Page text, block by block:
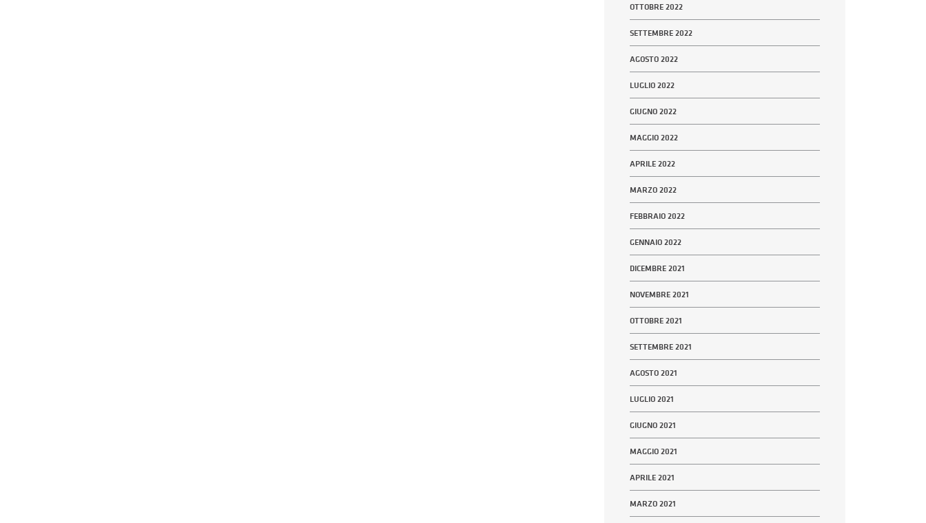
OTTOBRE 2022
SETTEMBRE 2022
AGOSTO 2022
LUGLIO 2022
GIUGNO 2022
MAGGIO 2022
APRILE 2022
MARZO 2022
FEBBRAIO 2022
GENNAIO 2022
DICEMBRE 2021
NOVEMBRE 2021
OTTOBRE 2021
SETTEMBRE 2021
AGOSTO 2021
LUGLIO 2021
GIUGNO 2021
MAGGIO 2021
APRILE 2021
MARZO 2021